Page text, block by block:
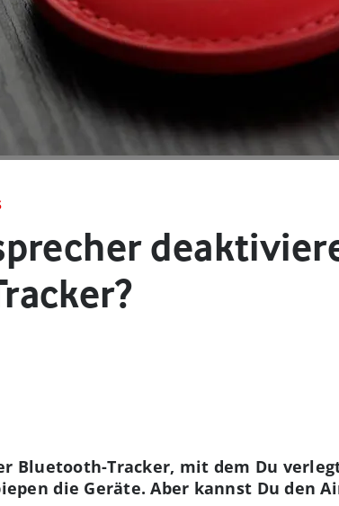
Bluetooth-Tracker, mit dem Du
die Geräte. Aber kannst Du den